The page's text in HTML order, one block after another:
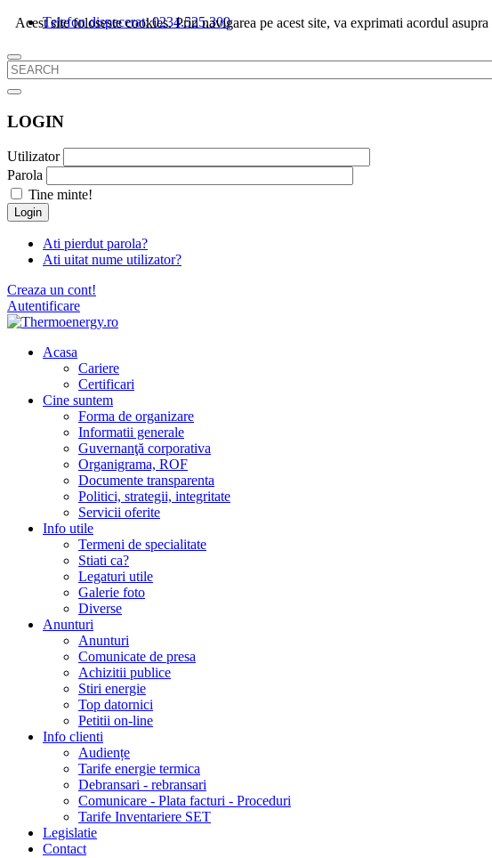
Telefon dispecerat: 0234.525.300
LOGIN
Utilizator
Parola
Tine minte!
Login
Ati pierdut parola?
Ati uitat nume utilizator?
Creaza un cont!
Autentificare
Acasa
Cariere
Certificari
Cine suntem
Forma de organizare
Informatii generale
Guvernanţă corporativa
Organigrama, ROF
Documente transparenta
Politici, strategii, integritate
Servicii oferite
Info utile
Termeni de specialitate
Stiati ca?
Legaturi utile
Galerie foto
Diverse
Anunturi
Anunturi
Comunicate de presa
Achizitii publice
Stiri energie
Top datornici
Petitii on-line
Info clienti
Audiențe
Tarife energie termica
Debransari - rebransari
Comunicare - Plata facturi - Proceduri
Tarife Inventariere SET
Legislatie
Contact
Acest site foloseste cookies. Prin navigarea pe acest site, va exprimati acordul